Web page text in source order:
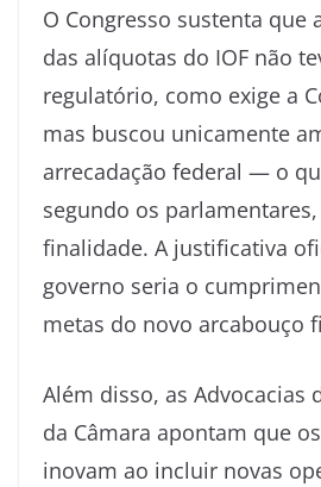
O Congresso sustenta que
das alíquotas do IOF não
regulatório, como exige a
mas buscou unicamente
arrecadação federal — o
segundo os
finalidade. A justificativa
governo seria o
metas do novo arcabouço
Além disso, as Advocacias
da Câmara apontam que
inovam ao incluir novas